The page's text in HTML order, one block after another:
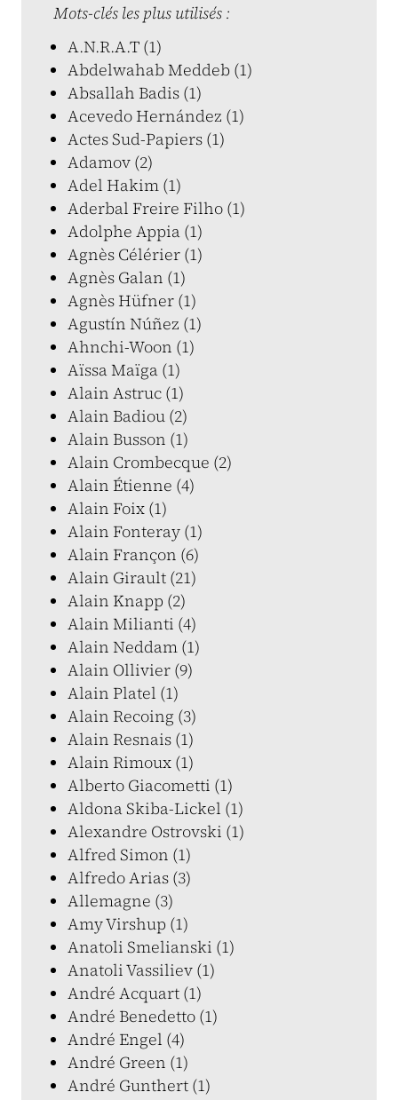
Mots-clés les plus utilisés :
A.N.R.A.T (1)
Abdelwahab Meddeb (1)
Absallah Badis (1)
Acevedo Hernández (1)
Actes Sud-Papiers (1)
Adamov (2)
Adel Hakim (1)
Aderbal Freire Filho (1)
Adolphe Appia (1)
Agnès Célérier (1)
Agnès Galan (1)
Agnès Hüfner (1)
Agustín Núñez (1)
Ahnchi-Woon (1)
Aïssa Maïga (1)
Alain Astruc (1)
Alain Badiou (2)
Alain Busson (1)
Alain Crombecque (2)
Alain Étienne (4)
Alain Foix (1)
Alain Fonteray (1)
Alain Françon (6)
Alain Girault (21)
Alain Knapp (2)
Alain Milianti (4)
Alain Neddam (1)
Alain Ollivier (9)
Alain Platel (1)
Alain Recoing (3)
Alain Resnais (1)
Alain Rimoux (1)
Alberto Giacometti (1)
Aldona Skiba-Lickel (1)
Alexandre Ostrovski (1)
Alfred Simon (1)
Alfredo Arias (3)
Allemagne (3)
Amy Virshup (1)
Anatoli Smelianski (1)
Anatoli Vassiliev (1)
André Acquart (1)
André Benedetto (1)
André Engel (4)
André Green (1)
André Gunthert (1)